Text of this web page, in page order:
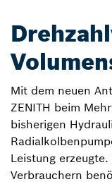
Mit dem neuen
ZENITH beim
bisherigen
Leistung
Verbrauchern